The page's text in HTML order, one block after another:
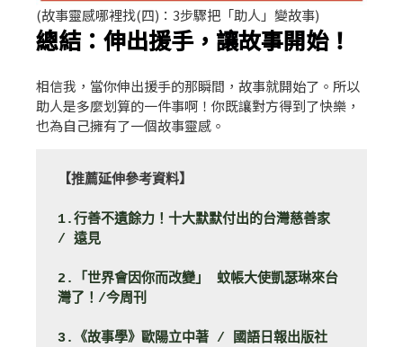
(故事靈感哪裡找(四)：3步驟把「助人」變故事)
總結：伸出援手，讓故事開始！
相信我，當你伸出援手的那瞬間，故事就開始了。所以
助人是多麼划算的一件事啊！你既讓對方得到了快樂，
也為自己擁有了一個故事靈感。
【推薦延伸參考資料】
1.行善不遺餘力！十大默默付出的台灣慈善家
/ 遠見
2.「世界會因你而改變」 蚊帳大使凱瑟琳來台
灣了！/今周刊
3.《故事學》歐陽立中著 / 國語日報出版社